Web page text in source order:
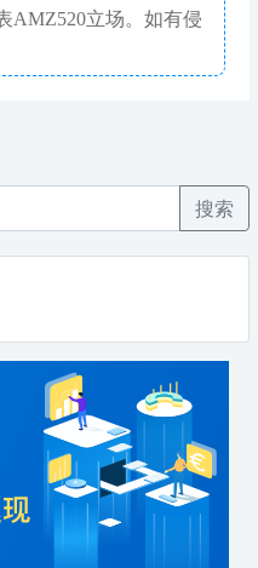
AMZ520立场。如有侵
搜索